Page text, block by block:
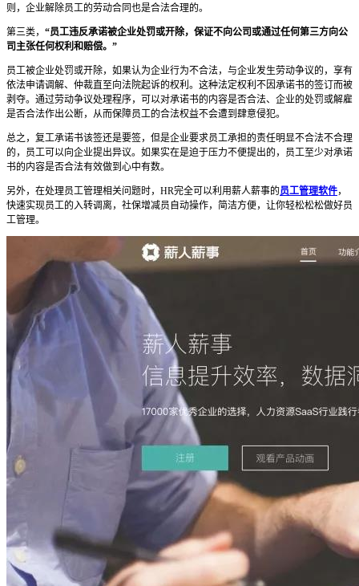
则，企业解除员工的劳动合同也是合法合理的。
第三类， “员工违反承诺被企业处罚或开除，保证不向公司或通过任何第三方向公
司主张任何权利和赔偿。”
员工被企业处罚或开除，如果认为企业行为不合法，与企业发生劳动争议的，享有
依法申请调解、仲裁直至向法院起诉的权利。这种法定权利不因承诺书的签订而被
剥夺。通过劳动争议处理程序，可以对承诺书的内容是否合法、企业的处罚或解雇
是否合法作出公断，从而保障员工的合法权益不会遭到肆意侵犯。
总之，复工承诺书该签还是要签，但是企业要求员工承担的责任明显不合法不合理
的，员工可以向企业提出异议。如果实在是迫于压力不便提出的，员工至少对承诺
书的内容是否合法有效做到心中有数。
另外，在处理员工管理相关问题时，HR完全可以利用薪人薪事的员工管理软件，
快速实现员工的入转调离，社保增减员自动操作，简洁方便，让你轻松松松做好员
工管理。